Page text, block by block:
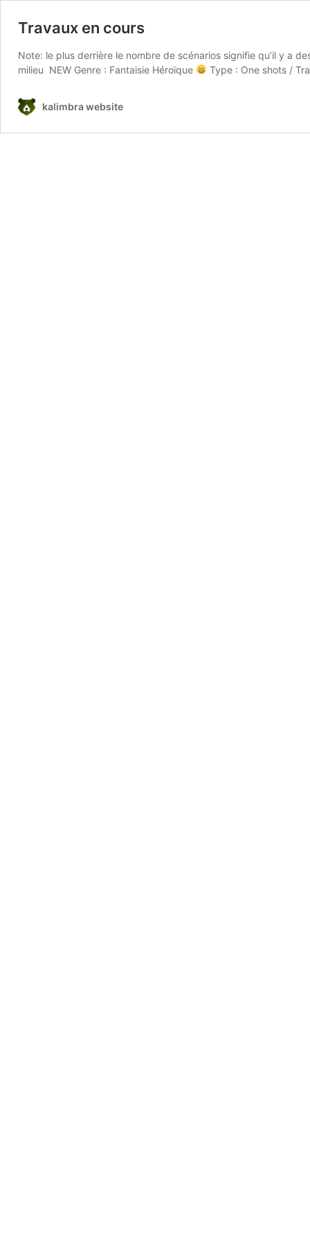
Travaux en cours
Note: le plus derrière le nombre de scénarios signifie qu’il y a
milieu NEW Genre : Fantaisie Héroïque
Type : One shots /
kalimbra website